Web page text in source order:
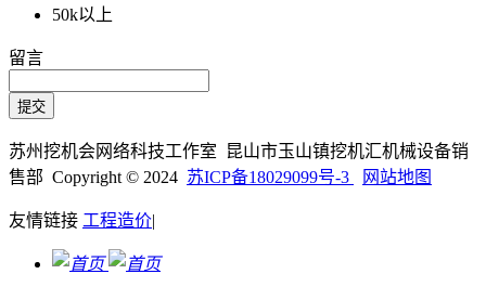
50k以上
留言
苏州挖机会网络科技工作室 昆山市玉山镇挖机汇机械设备销
售部 Copyright © 2024 苏ICP备18029099号-3 网站地图
友情链接 工程造价|